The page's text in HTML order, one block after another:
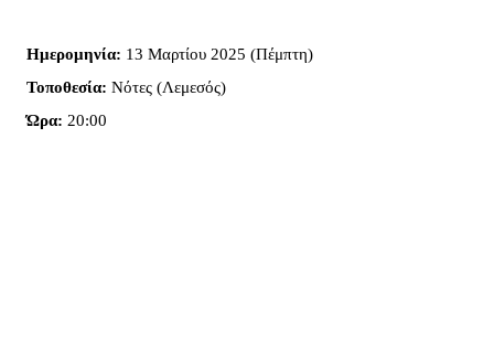
Ημερομηνία: 13 Μαρτίου 2025 (Πέμπτη)
Τοποθεσία: Νότες (Λεμεσός)
Ώρα: 20:00